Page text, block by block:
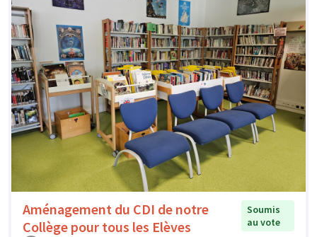
Aménagement du CDI de notre
Collège pour tous les Elèves
Soumis
au vote